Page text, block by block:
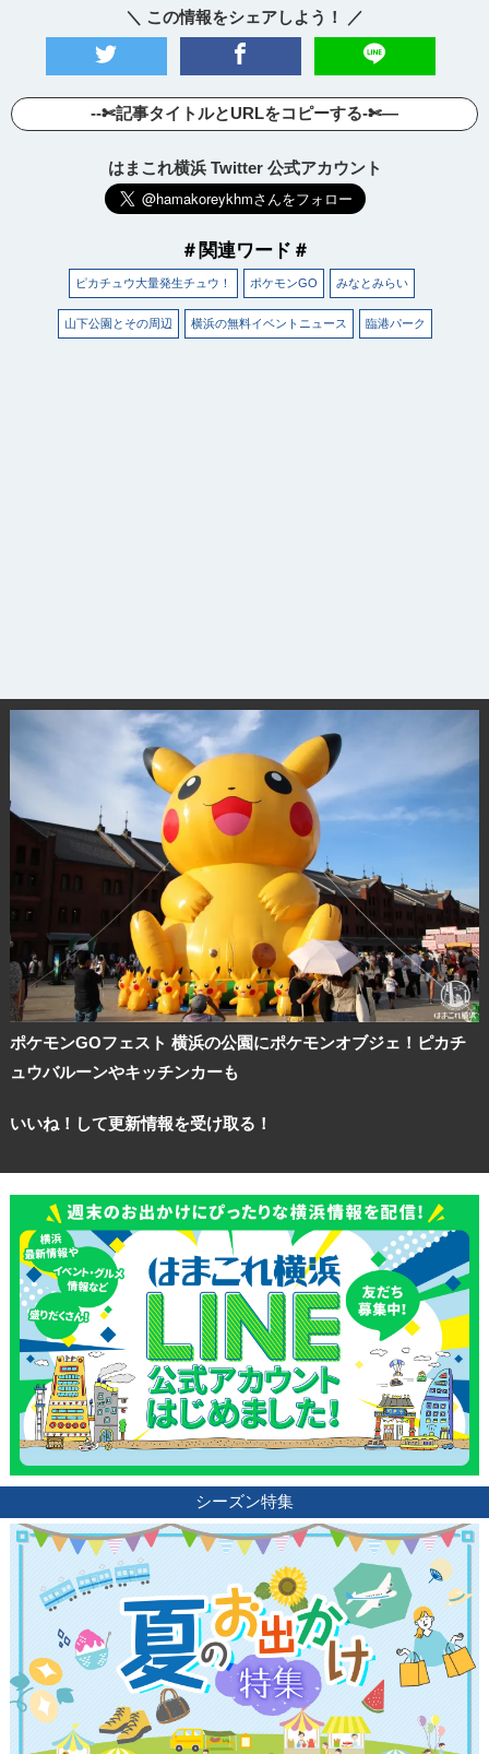
＼ この情報をシェアしよう！ ／
--✄記事タイトルとURLをコピーする-✄—
はまこれ横浜 Twitter 公式アカウント
＃関連ワード＃
ピカチュウ大量発生チュウ！ ポケモンGO みなとみらい
山下公園とその周辺 横浜の無料イベントニュース 臨港パーク
ポケモンGOフェスト 横浜の公園にポケモンオブジェ！ピカチ
ュウバルーンやキッチンカーも
いいね！して更新情報を受け取る！
シーズン特集